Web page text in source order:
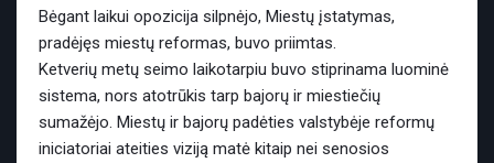
Bėgant laikui opozicija silpnėjo, Miestų įstatymas,
pradėjęs miestų reformas, buvo priimtas.
Ketverių metų seimo laikotarpiu buvo stiprinama luominė
sistema, nors atotrūkis tarp bajorų ir miestiečių
sumažėjo. Miestų ir bajorų padėties valstybėje reformų
iniciatoriai ateities viziją matė kitaip nei senosios